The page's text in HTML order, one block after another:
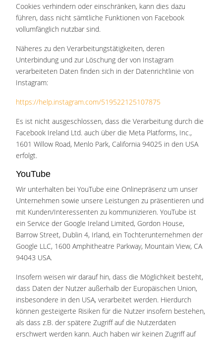
Cookies verhindern oder einschränken, kann dies dazu
führen, dass nicht sämtliche Funktionen von Facebook
vollumfänglich nutzbar sind.
Näheres zu den Verarbeitungstätigkeiten, deren
Unterbindung und zur Löschung der von Instagram
verarbeiteten Daten finden sich in der Datenrichtlinie von
Instagram:
https://help.instagram.com/519522125107875
Es ist nicht ausgeschlossen, dass die Verarbeitung durch die
Facebook Ireland Ltd. auch über die Meta Platforms, Inc.,
1601 Willow Road, Menlo Park, California 94025 in den USA
erfolgt.
YouTube
Wir unterhalten bei YouTube eine Onlinepräsenz um unser
Unternehmen sowie unsere Leistungen zu präsentieren und
mit Kunden/Interessenten zu kommunizieren. YouTube ist
ein Service der Google Ireland Limited, Gordon House,
Barrow Street, Dublin 4, Irland, ein Tochterunternehmen der
Google LLC, 1600 Amphitheatre Parkway, Mountain View, CA
94043 USA.
Insofern weisen wir darauf hin, dass die Möglichkeit besteht,
dass Daten der Nutzer außerhalb der Europäischen Union,
insbesondere in den USA, verarbeitet werden. Hierdurch
können gesteigerte Risiken für die Nutzer insofern bestehen,
als dass z.B. der spätere Zugriff auf die Nutzerdaten
erschwert werden kann. Auch haben wir keinen Zugriff auf